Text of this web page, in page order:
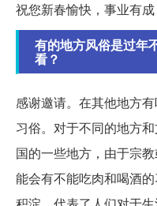
祝您新春愉快，事业有成
有的地方风俗是过年
看？
感谢邀请。在其他地方
习俗。对于不同的地方
国的一些地方，由于宗
能会有不能吃肉和喝酒